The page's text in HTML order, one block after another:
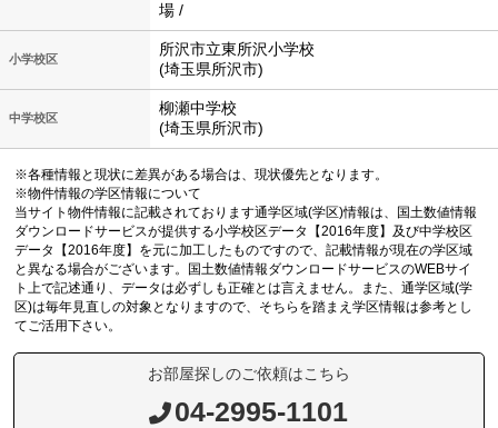
場 /
小学校区
所沢市立東所沢小学校
(埼玉県所沢市)
中学校区
柳瀬中学校
(埼玉県所沢市)
※各種情報と現状に差異がある場合は、現状優先となります。
※物件情報の学区情報について
当サイト物件情報に記載されております通学区域(学区)情報は、国土数値情報
ダウンロードサービスが提供する小学校区データ【2016年度】及び中学校区
データ【2016年度】を元に加工したものですので、記載情報が現在の学区域
と異なる場合がございます。国土数値情報ダウンロードサービスのWEBサイ
ト上で記述通り、データは必ずしも正確とは言えません。また、通学区域(学
区)は毎年見直しの対象となりますので、そちらを踏まえ学区情報は参考とし
てご活用下さい。
お部屋探しのご依頼はこちら
04-2995-1101